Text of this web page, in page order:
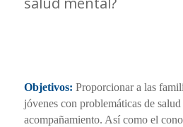
Objetivos: Proporcionar a las
jóvenes con problemáticas de
acompañamiento. Así como el